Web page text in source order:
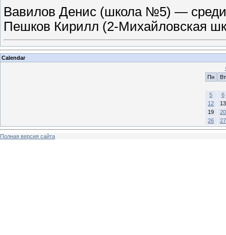
Вавилов Денис (школа №5) — среди
Пешков Кирилл (2-Михайловская
Calendar
Пн
Вт
5
6
12
13
19
20
26
27
Полная версия сайта